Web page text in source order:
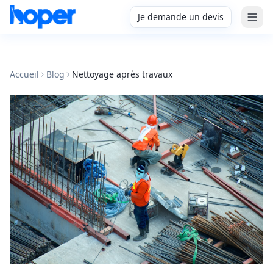
Je demande un devis
Accueil Blog Nettoyage après travaux